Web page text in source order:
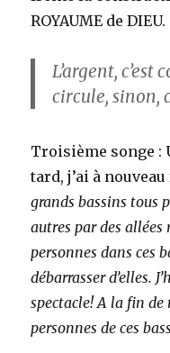
ROYAUME de DIEU.
L’argent,
circule, sinon,
Troisième songe :
tard, j’ai à
grands bassins tous
autres par des allées
personnes dans ces
débarrasser d’elles.
spectacle! A la fin
personnes de ces